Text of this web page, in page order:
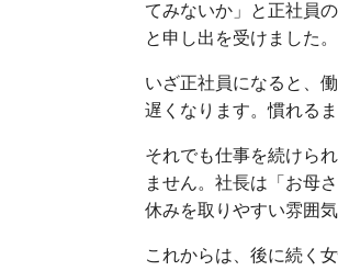
てみないか」と正社員
と申し出を受けました。
いざ正社員になると、
遅くなります。慣れる
それでも仕事を続けら
ません。社長は「お母
休みを取りやすい雰囲
これからは、後に続く